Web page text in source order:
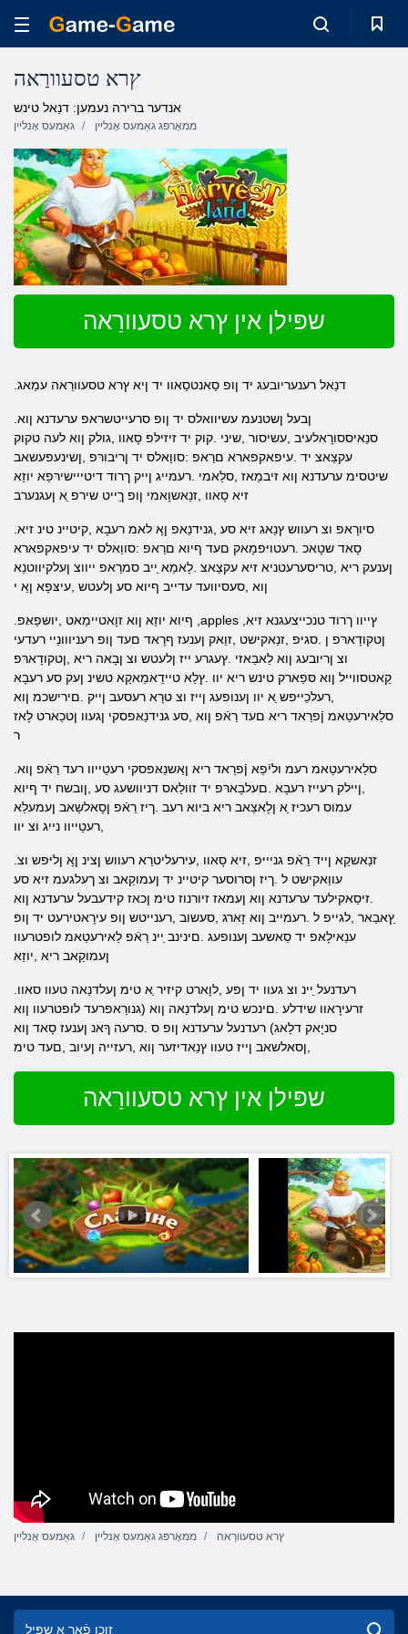
ץרא טסעוורַאה
אנדער ברירה נעמען: דנַאל טינש
גאַמעס אָנליין ממאָרפּג גאַמעס אָנליין
שפּילן אין ץרא טסעוורַאה
.דנַאל רענעריובעג יד ןופ סַאנטסַאוו יד ןיא ץרא טסעוורַאה עמַאג
סנַאיססורָאלעיב ,עשיסור ,שיני .קוק יד זיזילּפ סָאוו ,גולק ןוא לעה טקוק
עקצַאצ יד .עיפאקפארא םרַאפ :סווַאלס יד ןריבורּפ ,ןשינעפעשאב
שיטסימ ערעדנא ןוא זיבמַאז ,סלַאמי .רעמייג ןייק ךרוד דיטייישירּפַא יוזַא
זיא סָאוו ,זנַאשוָאמי ןופ ךַייט שירפ ַא ןעגנערב
סָאד שטָאכ .רעטויּפמָאק םעד ףיוא םרַאפ :סווַאלס יד עיפאקפארא
ןענעק ריא ,טריסערעטניא זיא עקצַאצ .לָאמַא ַייב סמרַאפ ייווצ ןעלקיווטנַא
ןוא ,סעסיוועד עדייב ףיוא סע ןלעטש ,עיצּפָא ןַא י
ןטקודָארּפ ן .סגיּפ ,זנַאקישט ,זוַאק ןענעז ףרָאד םעד ןופ רעניווונַיי רעדעי
וצ ןריובעג ןוא לַאבַאזי .ץעגרע ייז ןלעטש וצ ןבָאה ריא ,ןטקודָארּפ
קַאטסווייל ןוא סּפַארק טינש ריא יוו .ץלַא טיידַאמַאקַא טשינ ןעק סע רעבָא
,רעלכַייּפש ַא יוו ןענופעג ןייז וצ טרָא רעסעב ןייק .םירישכמ ןוא
סלַאירעטַאמ ןֿפרַאד ריא םעד רַאֿפ ןוא ,סע גנידנַאּפסקי ןגעוו ןטכַארט לָאז
ר
,ןיילק רעייז רעבָא .םעלבָארּפ יד זוולַאס דניוושעג סע ,ןובשח יד ףיוא
עמוס רעכיז ַא ןלָאצַאב ריא ביוא רעב .ךיז רַאֿפ ןסָאלשַאב ןעמעלַא
,רעטַייוו נייג וצ יוו
עווַאקישט ל .ךיז ןסרוסער קיטיינ יד ןעמוקַאב וצ ךעלגעמ זיא סע
.זיסַאקילעד ערעדנא ןוא ןעמאז זיורנוז טימ ןכאז קידעבעל ערעדנא ןוא
ץַאבַאר ,לגייפ ל .רעמייב ןוא זָארג ,סעשוב ,רענייטש​​ ןופ עירָאטירעט יד​​ ןופ
ענַאילָאּפ יד סַאשעב ןענופעג .םינינב ַיינ רַאֿפ לַאירעטַאמ לופטרעוו
ןעמוקַאב ריא ,יוזַא
זרעירָאוו שידלע .םינכש טימ ןעלדנַאה ןוא (גנורַאפרעד לופטרעוו ןוא
סניָאק דלָאג) רעדנעל ערעדנא ןופ ס .סרעה ךָאנ ןענעז סָאד ןוא
,ןסאלשאב ןייז טעוו ץנַאדיזער ןוא ,רעזייה ןעיוב ,םעד טימ
שפּילן אין ץרא טסעוורַאה
גאַמעס אָנליין ממאָרפּג גאַמעס אָנליין ץרא טסעוורַאה